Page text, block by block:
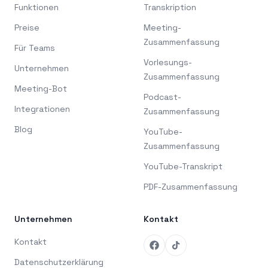
Funktionen
Preise
Für Teams
Unternehmen
Meeting-Bot
Integrationen
Blog
Transkription
Meeting-
Zusammenfassung
Vorlesungs-
Zusammenfassung
Podcast-
Zusammenfassung
YouTube-
Zusammenfassung
YouTube-Transkript
PDF-Zusammenfassung
Unternehmen
Kontakt
Datenschutzerklärung
Kontakt